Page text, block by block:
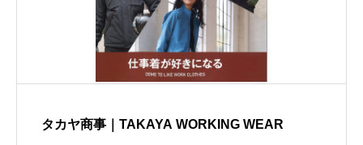
タカヤ商事｜TAKAYA WORKING WEAR